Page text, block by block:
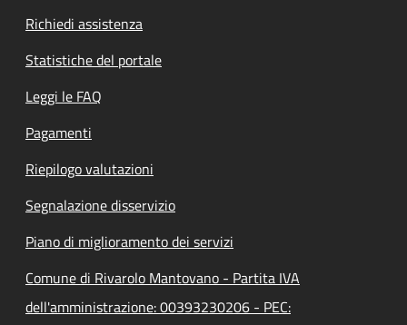
Richiedi assistenza
Statistiche del portale
Leggi le FAQ
Pagamenti
Riepilogo valutazioni
Segnalazione disservizio
Piano di miglioramento dei servizi
Comune di Rivarolo Mantovano - Partita IVA
dell'amministrazione: 00393230206 - PEC: